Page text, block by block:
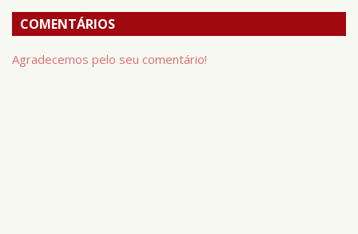
COMENTÁRIOS
Agradecemos pelo seu comentário!